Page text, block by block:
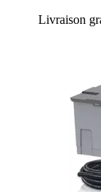
Livraison